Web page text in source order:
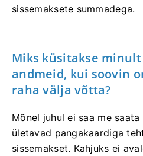
sissemaksete summadega.
Miks küsitakse
andmeid, kui soovin
raha välja võtta?
Mõnel juhul ei saa me
ületavad pangakaardiga
sissemakset. Kahjuks ei